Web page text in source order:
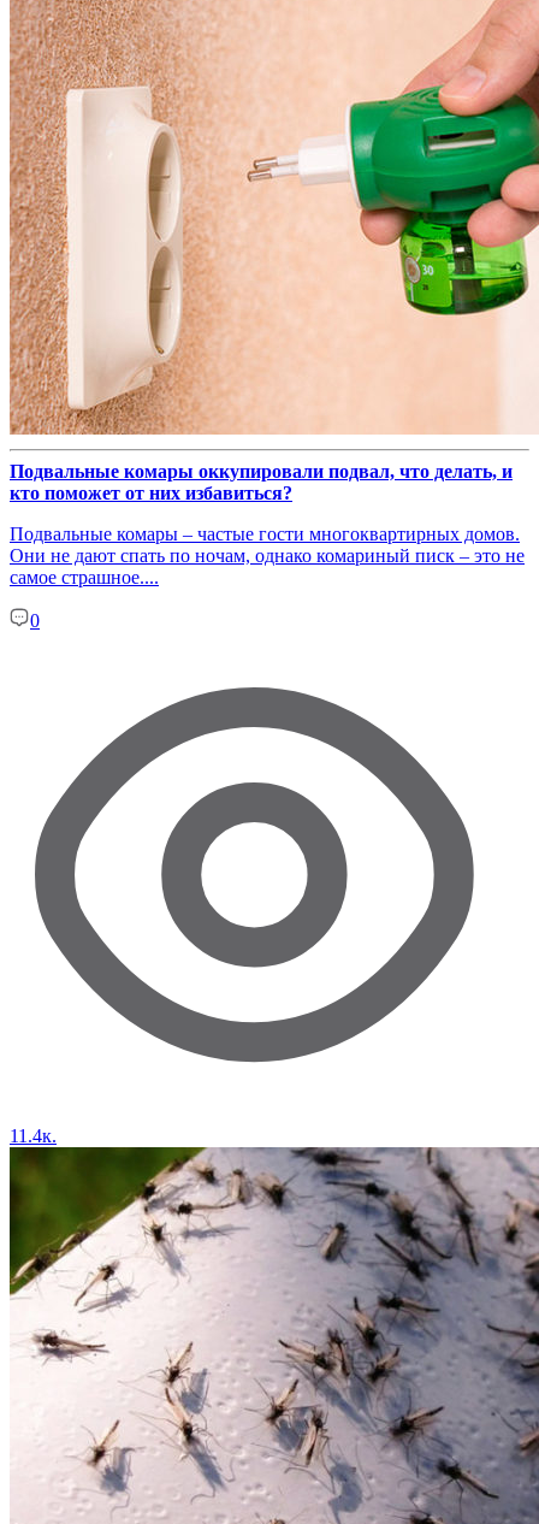
Подвальные комары оккупировали подвал, что делать, и
кто поможет от них избавиться?
Подвальные комары – частые гости многоквартирных домов.
Они не дают спать по ночам, однако комариный писк – это не
самое страшное....
0
11.4к.